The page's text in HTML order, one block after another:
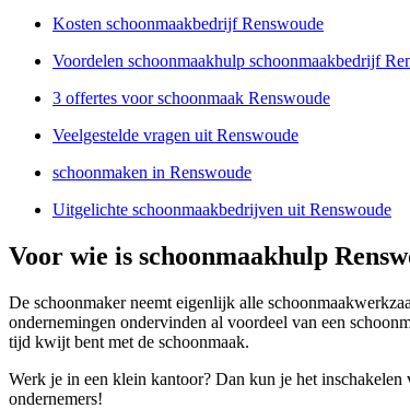
Kosten schoonmaakbedrijf Renswoude
Voordelen schoonmaakhulp schoonmaakbedrijf
3 offertes voor schoonmaak Renswoude
Veelgestelde vragen uit Renswoude
schoonmaken in Renswoude
Uitgelichte schoonmaakbedrijven uit Renswoude
Voor wie is schoonmaakhulp
De schoonmaker neemt eigenlijk alle
ondernemingen ondervinden al voordeel van een
tijd kwijt bent met de schoonmaak.
Werk je in een klein kantoor? Dan kun je het
ondernemers!